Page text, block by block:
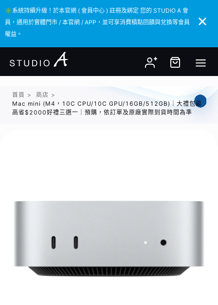
✳️系統持續升級！於本官網 ( 會員中心 ) 註冊及綁定 您的 STUDIO A 會
員，通用於實體門市 / 本官網 / APP，並可享消費積點回饋與兌換等會員
權益。
✳️系統持續升級！於本官網 ( 會員中心 ) 註冊及綁定 您的 STUDIO A 會
員，通用於實體門市 / 本官網 / APP，並可享消費積點回饋與兌換等會員
權益。
首頁 > 商店 >
Mac mini (M4，10C CPU/10C GPU/16GB/512GB)｜大禮包最
高省$2000好禮三選一｜預購，依訂單及原廠實際到貨時間為準